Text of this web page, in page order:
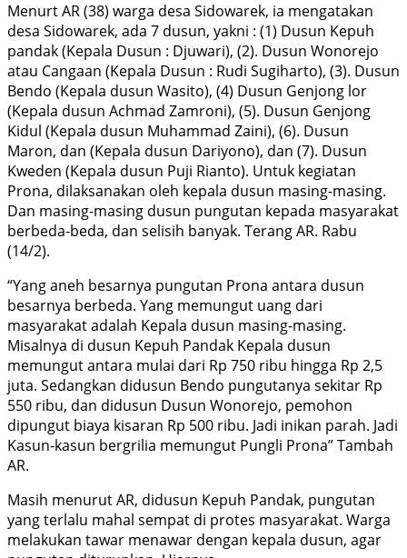
Menurt AR (38) warga desa Sidowarek, ia mengatakan
desa Sidowarek, ada 7 dusun, yakni : (1) Dusun Kepuh
pandak (Kepala Dusun : Djuwari), (2). Dusun Wonorejo
atau Cangaan (Kepala Dusun : Rudi Sugiharto), (3). Dusun
Bendo (Kepala dusun Wasito), (4) Dusun Genjong lor
(Kepala dusun Achmad Zamroni), (5). Dusun Genjong
Kidul (Kepala dusun Muhammad Zaini), (6). Dusun
Maron, dan (Kepala dusun Dariyono), dan (7). Dusun
Kweden (Kepala dusun Puji Rianto). Untuk kegiatan
Prona, dilaksanakan oleh kepala dusun masing-masing.
Dan masing-masing dusun pungutan kepada masyarakat
berbeda-beda, dan selisih banyak. Terang AR. Rabu
(14/2).
“Yang aneh besarnya pungutan Prona antara dusun
besarnya berbeda. Yang memungut uang dari
masyarakat adalah Kepala dusun masing-masing.
Misalnya di dusun Kepuh Pandak Kepala dusun
memungut antara mulai dari Rp 750 ribu hingga Rp 2,5
juta. Sedangkan didusun Bendo pungutanya sekitar Rp
550 ribu, dan didusun Dusun Wonorejo, pemohon
dipungut biaya kisaran Rp 500 ribu. Jadi inikan parah. Jadi
Kasun-kasun bergrilia memungut Pungli Prona” Tambah
AR.
Masih menurut AR, didusun Kepuh Pandak, pungutan
yang terlalu mahal sempat di protes masyarakat. Warga
melakukan tawar menawar dengan kepala dusun, agar